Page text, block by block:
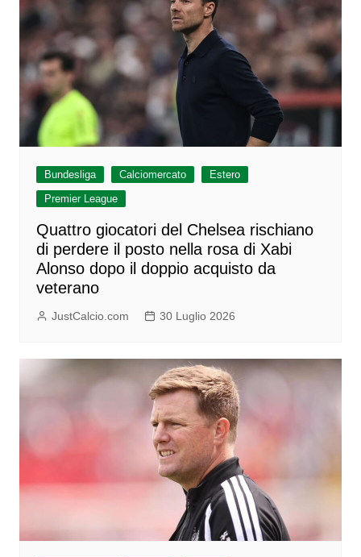
Bundesliga Calciomercato
Estero
Premier League
Quattro giocatori del Chelsea rischiano
di perdere il posto nella rosa di Xabi
Alonso dopo il doppio acquisto da
veterano
JustCalcio.com 30 Luglio 2026